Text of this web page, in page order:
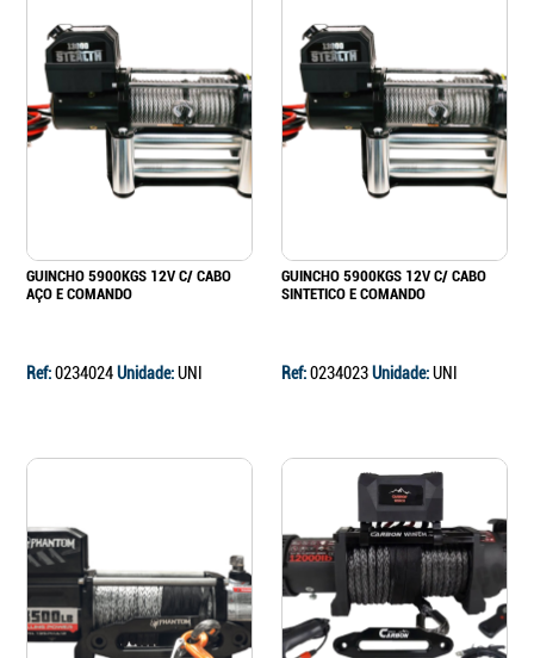
GUINCHO 5900KGS 12V C/ CABO
AÇO E COMANDO
Ref:0234024Unidade:UNI
GUINCHO 5900KGS 12V C/ CABO
SINTETICO E COMANDO
Ref:0234023Unidade:UNI